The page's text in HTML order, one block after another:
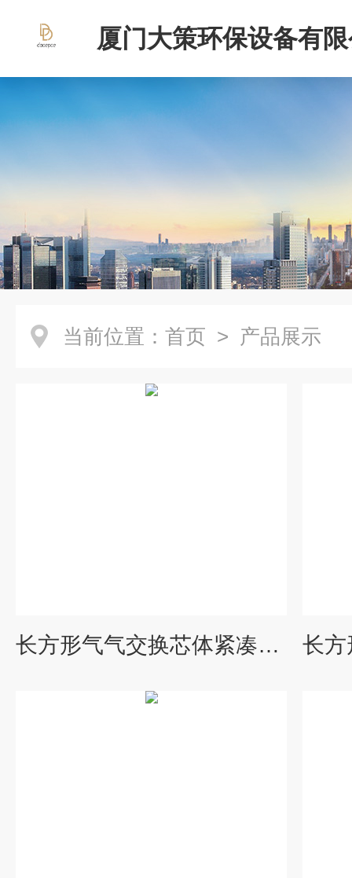
厦门大策环保设备有
当前位置： 首页 > 产品展示
长方形气气交换芯体紧凑式热交换器